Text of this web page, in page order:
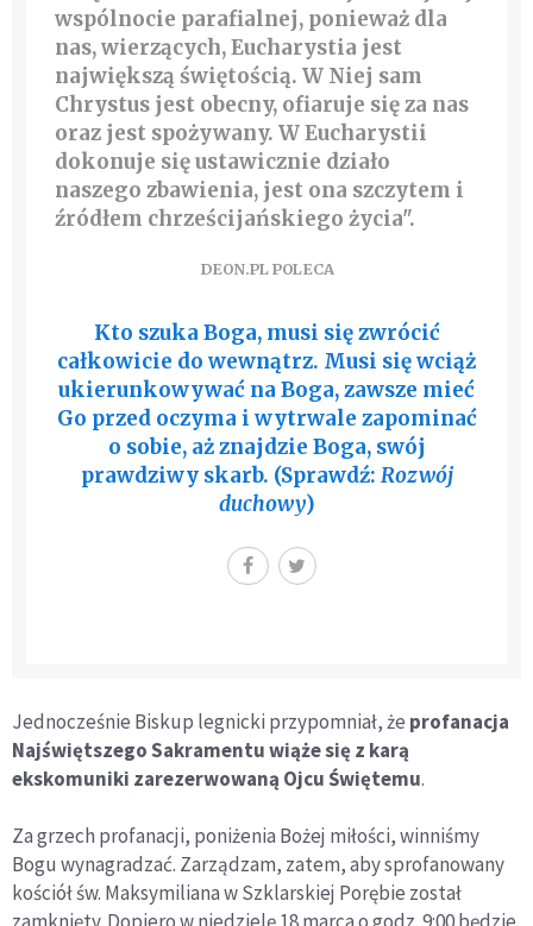
wspólnocie parafialnej, ponieważ dla
nas, wierzących, Eucharystia jest
największą świętością. W Niej sam
Chrystus jest obecny, ofiaruje się za nas
oraz jest spożywany. W Eucharystii
dokonuje się ustawicznie działo
naszego zbawienia, jest ona szczytem i
źródłem chrześcijańskiego życia".
DEON.PL POLECA
Kto szuka Boga, musi się zwrócić
całkowicie do wewnątrz. Musi się wciąż
ukierunkowywać na Boga, zawsze mieć
Go przed oczyma i wytrwale zapominać
o sobie, aż znajdzie Boga, swój
prawdziwy skarb. (Sprawdź: Rozwój
duchowy)
Jednocześnie Biskup legnicki przypomniał, że profanacja
Najświętszego Sakramentu wiąże się z karą
ekskomuniki zarezerwowaną Ojcu Świętemu.
Za grzech profanacji, poniżenia Bożej miłości, winniśmy
Bogu wynagradzać. Zarządzam, zatem, aby sprofanowany
kościół św. Maksymiliana w Szklarskiej Porębie został